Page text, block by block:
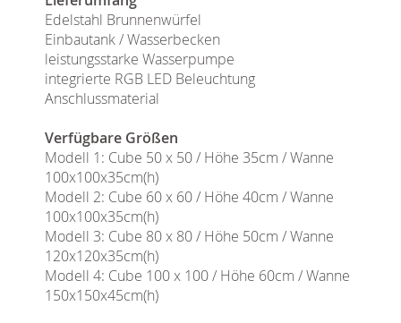
Edelstahl Brunnenwürfel
Einbautank / Wasserbecken
leistungsstarke Wasserpumpe
integrierte RGB LED Beleuchtung
Anschlussmaterial
Verfügbare Größen
Modell 1: Cube 50 x 50 / Höhe 35cm / Wanne
100x100x35cm(h)
Modell 2: Cube 60 x 60 / Höhe 40cm / Wanne
100x100x35cm(h)
Modell 3: Cube 80 x 80 / Höhe 50cm / Wanne
120x120x35cm(h)
Modell 4: Cube 100 x 100 / Höhe 60cm / Wanne
150x150x45cm(h)